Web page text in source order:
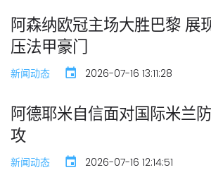
阿森纳欧冠主场大胜巴黎 展
压法甲豪门
新闻动态 2026-07-16 13:11:28
阿德耶米自信面对国际米兰
攻
新闻动态 2026-07-16 12:14:51